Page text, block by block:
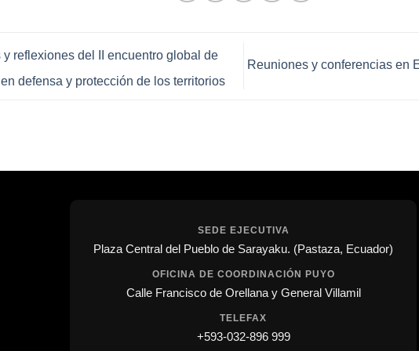
y reflexiones del II encuentro global de
defensa y protección de los territorios
Reuniones y conferencias en
SEDE EJECUTIVA
Plaza Central del Pueblo de Sarayaku. (Pastaza, Ecuador)
OFICINA DE COORDINACIÓN PUYO
Calle Francisco de Orellana y General Villamil
TELEFAX
+593-032-896 999